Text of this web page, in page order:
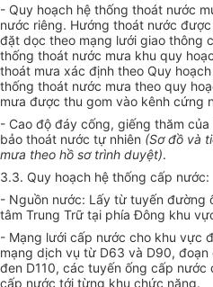
- Quy hoạch hệ thống thoát nước
nước riêng. Hướng thoát nước
đặt dọc theo mạng lưới giao thông
thống thoát nước mưa khu quy
thoát mưa xác định theo Quy
thống thoát nước mưa theo quy
mưa được thu gom vào kênh cứng
- Cao độ đáy cống, giếng thăm
bảo thoát nước tự nhiên (Sơ đồ và
mưa theo hồ sơ trình duyệt).
3.3. Quy hoạch hệ thống cấp nước:
- Nguồn nước: Lấy từ tuyến đường
tâm Trung Trữ tại phía Đông khu
- Mạng lưới cấp nước cho khu vực
mạng dịch vụ từ D63 và D90,
đen D110, các tuyến ống cấp
cấp nước tới từng khu chức năng.